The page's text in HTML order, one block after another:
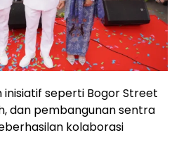
seperti Bogor Street
dan pembangunan sentra
kolaborasi